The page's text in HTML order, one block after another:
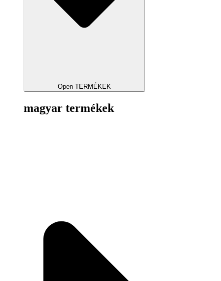
Open TERMÉKEK
magyar termékek